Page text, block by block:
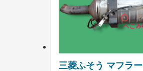
三菱ふそう マフラー